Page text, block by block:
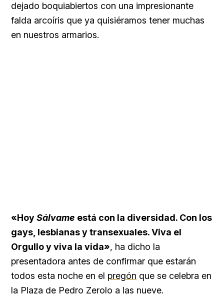
dejado boquiabiertos con una impresionante
falda arcoíris que ya quisiéramos tener muchas
en nuestros armarios.
«HoySálvame está con la diversidad. Con los
gays, lesbianas y transexuales. Viva el
Orgullo y viva la vida», ha dicho la
presentadora antes de confirmar que estarán
todos esta noche en el pregón que se celebra en
la Plaza de Pedro Zerolo a las nueve.